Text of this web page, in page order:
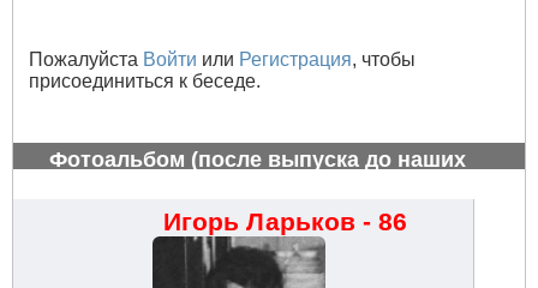
Пожалуйста Войти или Регистрация, чтобы
присоединиться к беседе.
Фотоальбом (после выпуска до наших
Игорь Ларьков - 86